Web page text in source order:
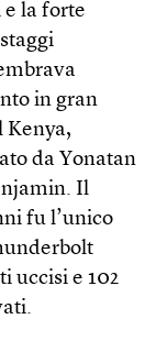
la forte
in gran
Kenya,
da Yonatan
Il
fu l’unico
uccisi e 102